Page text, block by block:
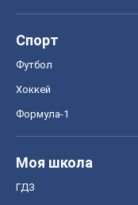
Спорт
Футбол
Хоккей
Формула-1
Моя школа
ГДЗ